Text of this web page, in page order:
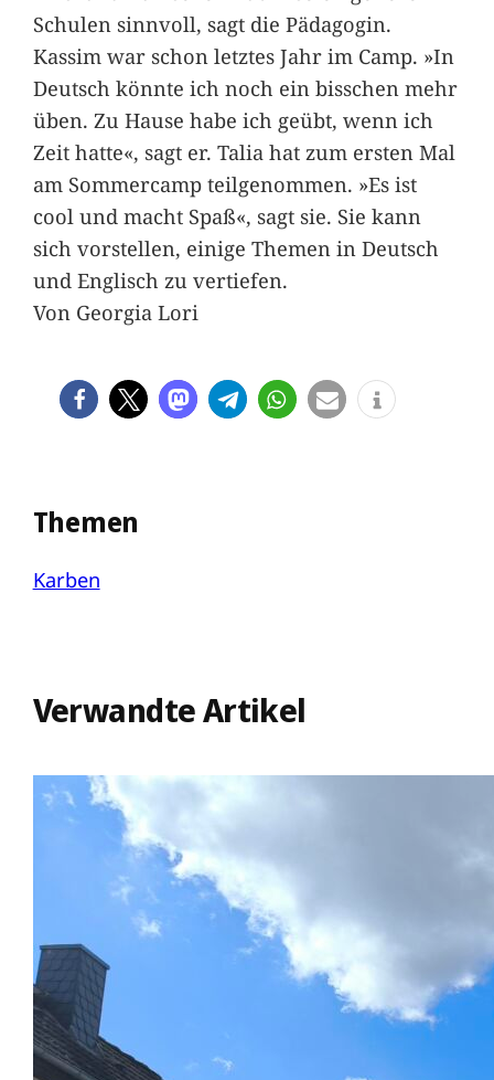
Schulen sinnvoll, sagt die Pädagogin.
Kassim war schon letztes Jahr im Camp. »In
Deutsch könnte ich noch ein bisschen mehr
üben. Zu Hause habe ich geübt, wenn ich
Zeit hatte«, sagt er. Talia hat zum ersten Mal
am Sommercamp teilgenommen. »Es ist
cool und macht Spaß«, sagt sie. Sie kann
sich vorstellen, einige Themen in Deutsch
und Englisch zu vertiefen.
Von Georgia Lori
Themen
Karben
Verwandte Artikel